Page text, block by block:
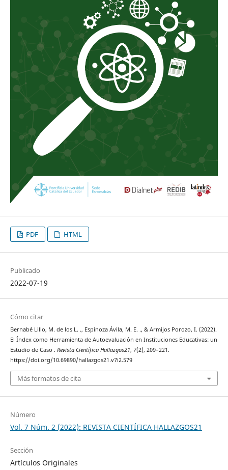
PDF HTML
Publicado
2022-07-19
Cómo citar
Bernabé Lillo, M. de los L. ., Espinoza Ávila, M. E. ., & Armijos Porozo, I. (2022).
El Índex como Herramienta de Autoevaluación en Instituciones Educativas: un
Estudio de Caso . Revista Científica Hallazgos21, 7(2), 209–221.
https://doi.org/10.69890/hallazgos21.v7i2.579
Más formatos de cita
Número
Vol. 7 Núm. 2 (2022): REVISTA CIENTÍFICA HALLAZGOS21
Sección
Artículos Originales